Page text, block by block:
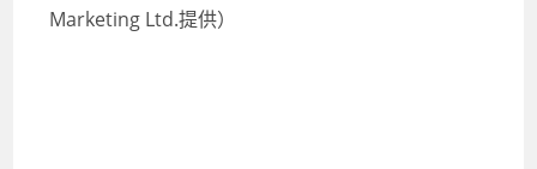
Marketing Ltd.提供）